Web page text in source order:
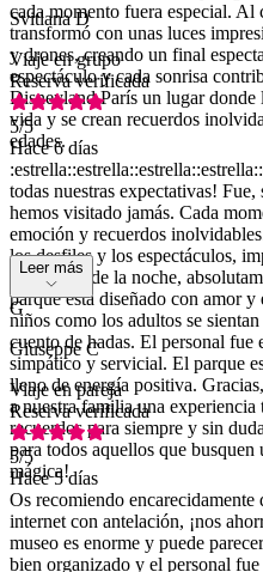
cada momento fuera especial. Al
transformó con unas luces
y drones, creando un final
espectáculo y cada sonrisa
Disneyland París un lugar donde
vida y se crean recuerdos
edades.
Svitlana D
Viaje en grupo
Reserva verificada
5/5
Hace 6 días
todas nuestras expectativas!
hemos visitado jamás. Cada
emoción y recuerdos
los desfiles y los espectáculos,
artificiales de la noche,
parque está diseñado con amor
niños como los adultos se
cuento de hadas. El personal fue
simpático y servicial. El parque
lleno de energía positiva.
a nuestra familia una
recuerdos para siempre y sin
para todos aquellos que busquen
mágica!
Leer más
G
Giuseppe C
Viaje en pareja
Reserva verificada
5/5
Hace 5 días
Os recomiendo encarecidamente
internet con antelación, ¡nos
museo es enorme y puede
bien organizado y el personal